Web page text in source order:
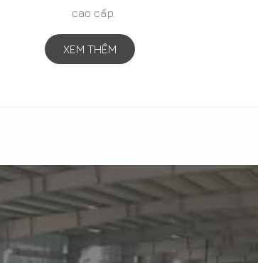
biệt thự vườn đẳng cấp- MOREHOME
XEM THÊM